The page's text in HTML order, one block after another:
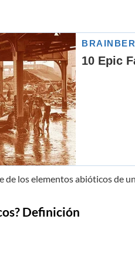
de los elementos abióticos de
Definición